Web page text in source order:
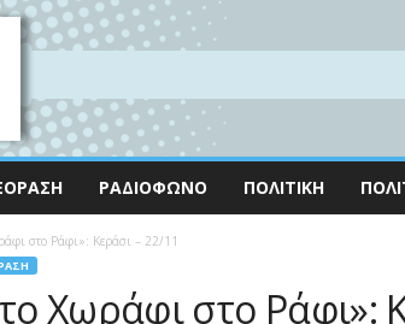
ΡΑΔΙΌΦΩΝΟ ΠΟΛΙΤΙΚΉ
στο Ράφι»: Κεράσι – 22/11
Χωράφι στο Ράφι»: